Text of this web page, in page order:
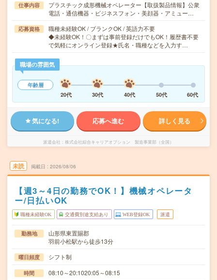
仕事内容
プラスチック成形機械オペレーター【取扱製品情報】公衆
電話・通信機器・ビジネスフォン・美顔器・アミュー…
応募資格
職種未経験OK / ブランクOK / 英語力不要
◆未経験OK！〇まずは事前登録だけでもOK！履歴書不要
で気軽にオンライン登録★氏名・職種などを入力す…
職場の雰囲気
年齢層
20代
30代 40代 50代 60代
気になる! 応募へ進む 詳しく見る
派遣会社 株式会社綜合キャリアオプション 製造事業部（全国）
未読 掲載日 2026/08/06
【週3～4日の勤務でOK！】機械オペレータ
ー/日払いOK
職種未経験OK 交通費別途支給あり WEB登録OK 派遣
勤務地
山形県東置賜郡
羽前小松駅から徒歩13分
曜日頻度 シフト制
時間 08:10～20:1020:05～08:15